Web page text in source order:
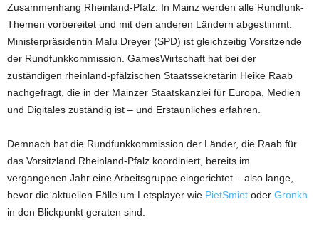
Zusammenhang Rheinland-Pfalz: In Mainz werden alle Rundfunk-
Themen vorbereitet und mit den anderen Ländern abgestimmt.
Ministerpräsidentin Malu Dreyer (SPD) ist gleichzeitig Vorsitzende
der Rundfunkkommission. GamesWirtschaft hat bei der
zuständigen rheinland-pfälzischen Staatssekretärin Heike Raab
nachgefragt, die in der Mainzer Staatskanzlei für Europa, Medien
und Digitales zuständig ist – und Erstaunliches erfahren.
Demnach hat die Rundfunkkommission der Länder, die Raab für
das Vorsitzland Rheinland-Pfalz koordiniert, bereits im
vergangenen Jahr eine Arbeitsgruppe eingerichtet – also lange,
bevor die aktuellen Fälle um Letsplayer wie PietSmiet oder Gronkh
in den Blickpunkt geraten sind.